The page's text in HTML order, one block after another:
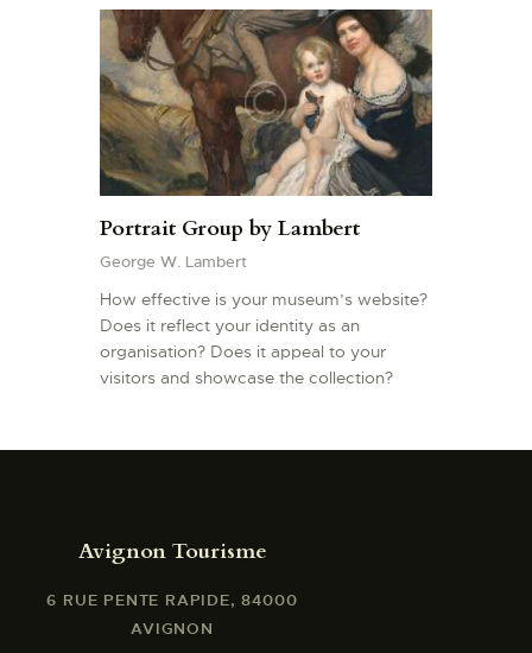
DAME-DES-DOMS
FAIRE UN DON
Portrait Group by Lambert
George W. Lambert
How effective is your museum’s website?
Does it reflect your identity as an
organisation? Does it appeal to your
visitors and showcase the collection?
Avignon Tourisme
6 RUE PENTE RAPIDE, 84000
AVIGNON